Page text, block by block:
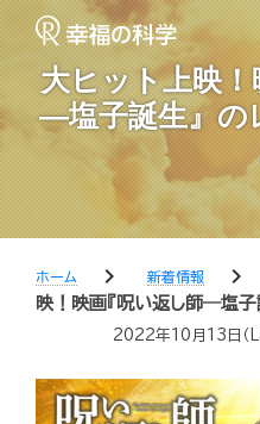
大ヒット上映
―塩子誕生』の
ホーム chevron_right 新着情報 chevron_right
映！映画『呪い返し師―塩
2022年10月13日